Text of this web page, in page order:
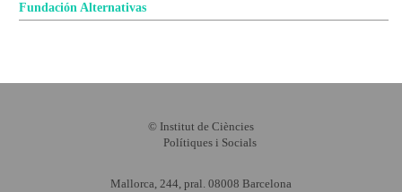
Fundación Alternativas
© Institut de Ciències
Polítiques i Socials
Mallorca, 244, pral. 08008 Barcelona